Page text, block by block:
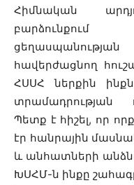
Հիմնական
հավերժացնող
ՀՍՍՀ ներքին
տրամադրության
Պետք է հիշել, որ
էր հանրային
և անհատների
ԽՍՀՄ-ն ինքը